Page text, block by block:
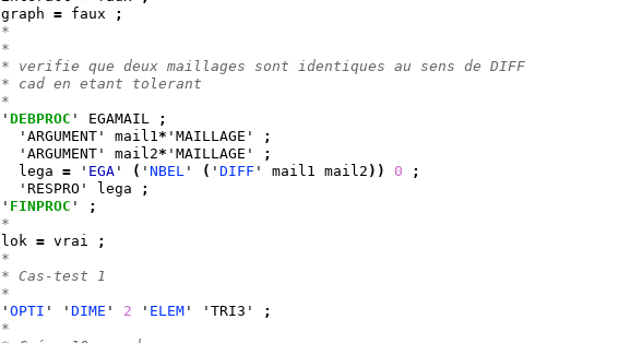
graph = faux
;
*
*
* verifie que deux maillages sont identiques au sens de DIFF
* cad en etant tolerant
*
' DEBPROC ' EGAMAIL
;
  'ARGUMENT' mail1
* 'MAILLAGE'
;
  'ARGUMENT' mail2
* 'MAILLAGE'
;
  lega
= ' EGA ' ( ' NBEL ' ( ' DIFF ' mail1 mail2 ) ) 0
;
  'RESPRO' lega
;
' FINPROC '
;
*
lok = vrai
;
*
* Cas-test 1
*
' OPTI ' ' DIME ' 2 ' ELEM ' 'TRI3'
;
*